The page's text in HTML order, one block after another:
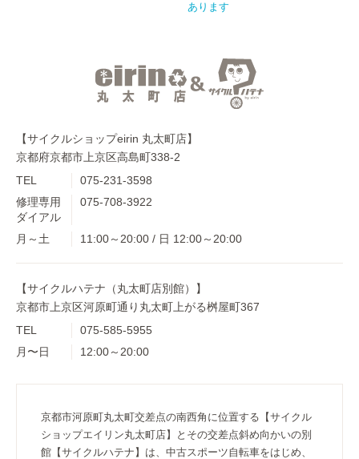
あります
【サイクルショップeirin 丸太町店】
京都府京都市上京区高島町338-2
TEL
075-231-3598
修理専用
ダイアル
075-708-3922
月～土 11:00～20:00 / 日 12:00～20:00
【サイクルハテナ（丸太町店別館）】
京都市上京区河原町通り丸太町上がる桝屋町367
TEL
075-585-5955
月〜日
12:00～20:00
京都市河原町丸太町交差点の南西角に位置する【サイクル
ショップエイリン丸太町店】とその交差点斜め向かいの別
館【サイクルハテナ】は、中古スポーツ自転車をはじめ、